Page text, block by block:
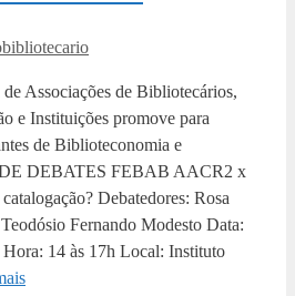
Associações de Bibliotecários,
e Instituições promove para
de Biblioteconomia e
DEBATES FEBAB AACR2 x
Debatedores: Rosa
Fernando Modesto Data:
14 às 17h Local: Instituto